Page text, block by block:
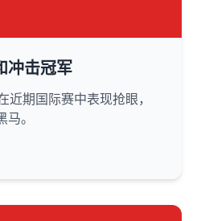
冲击冠军
期国际赛中表现抢眼，
。